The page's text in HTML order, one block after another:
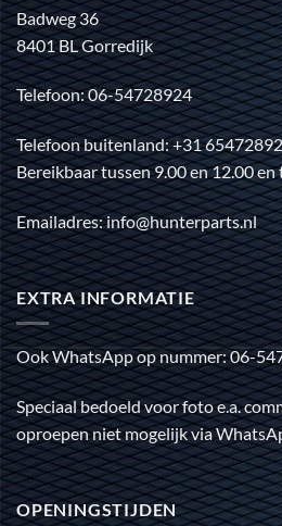
Badweg 36
8401 BL Gorredijk
Telefoon: 06-54728924
Telefoon buitenland: +31
Bereikbaar tussen 9.00 en 12.00
Emailadres: info@hunterparts.nl
EXTRA INFORMATIE
Ook WhatsApp op nummer: 06-
Speciaal bedoeld voor foto e.a.
oproepen niet mogelijk via
OPENINGSTIJDEN